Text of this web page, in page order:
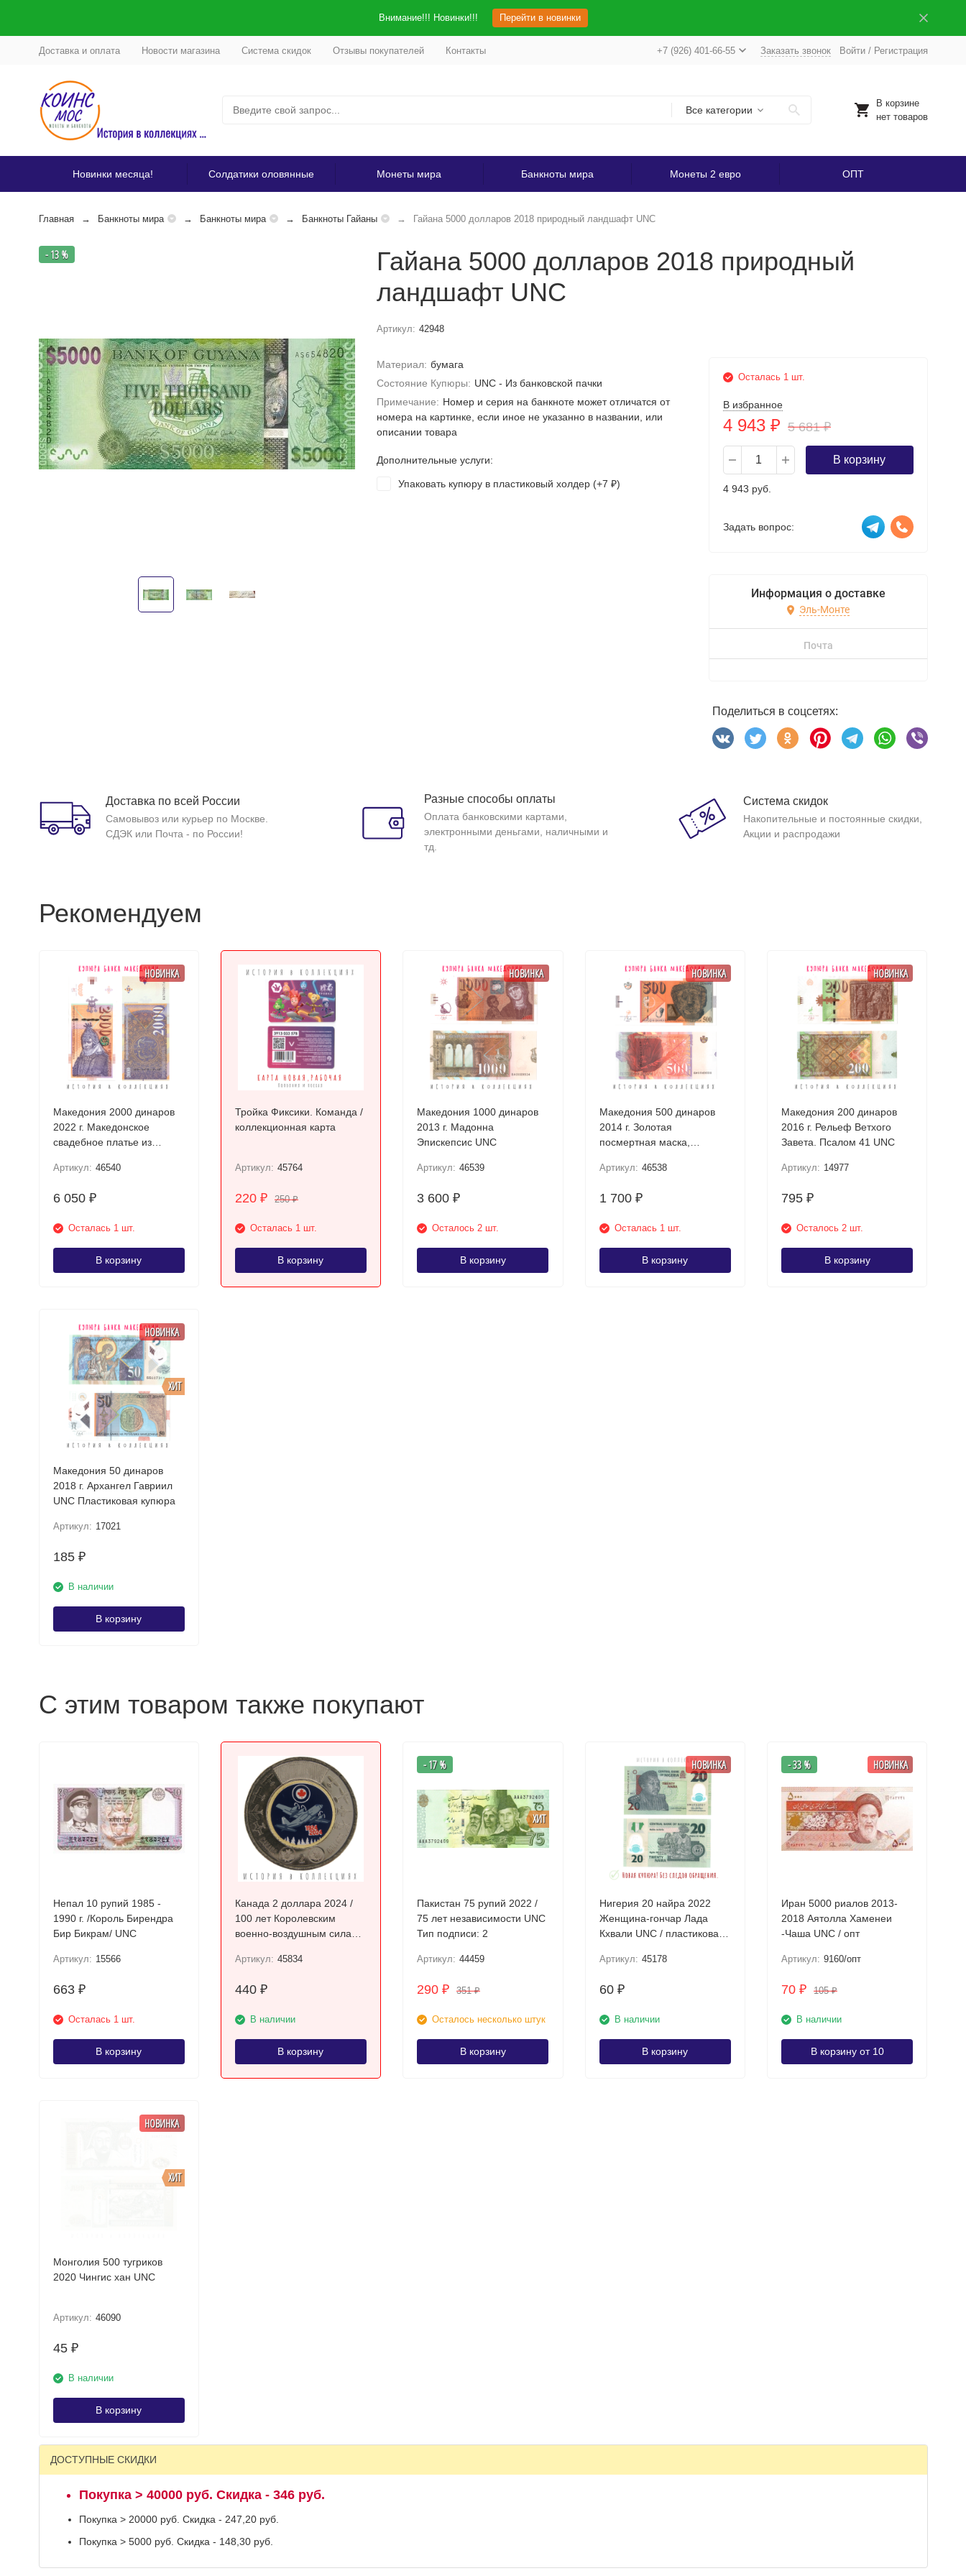
Внимание!!! Новинки!!! Перейти в новинки
Доставка и оплата Новости магазина Система скидок Отзывы покупателей Контакты +7 (926) 401-66-55 Заказать звонок Войти/ Регистрация
Все категории
В корзине
нет товаров
Новинки месяца! Солдатики оловянные Монеты мира Банкноты мира Монеты 2 евро ОПТ
Главная Банкноты мира Банкноты мира Банкноты Гайаны Гайана 5000 долларов 2018 природный ландшафт UNC
- 13 %
Гайана 5000 долларов 2018 природный
ландшафт UNC
Артикул: 42948
Материал: бумага
Состояние Купюры: UNC - Из банковской пачки
Примечание: Номер и серия на банкноте может отличатся от
номера на картинке, если иное не указанно в названии, или
описании товара
Дополнительные услуги:
Упаковать купюру в пластиковый холдер (+7 ₽)
Осталась 1 шт.
В избранное
4 943 ₽ 5 681₽
В корзину
4 943 руб.
Задать вопрос:
Информация о доставке
Эль-Монте
Почта
Поделиться в соцсетях:
Доставка по всей России
Самовывоз или курьер по Москве.
СДЭК или Почта - по России!
Разные способы оплаты
Оплата банковскими картами,
электронными деньгами, наличными и
тд.
Система скидок
Накопительные и постоянные скидки,
Акции и распродажи
Рекомендуем
НОВИНКА
Македония 2000 динаров
2022 г. Македонское
свадебное платье из
Артикул: 46540
6 050 ₽
Осталась 1 шт.
В корзину
Тройка Фиксики. Команда /
коллекционная карта
Артикул: 45764
220 ₽ 250₽
Осталась 1 шт.
В корзину
НОВИНКА
Македония 1000 динаров
2013 г. Мадонна
Эпискепсис UNC
Артикул: 46539
3 600₽
Осталось 2 шт.
В корзину
НОВИНКА
Македония 500 динаров
2014 г. Золотая
посмертная маска,
Артикул: 46538
1 700 ₽
Осталась 1 шт.
В корзину
НОВИНКА
Македония 200 динаров
2016 г. Рельеф Ветхого
Завета. Псалом 41 UNC
Артикул: 14977
795₽
Осталось 2 шт.
В корзину
ХИТ
НОВИНКА
Македония 50 динаров
2018 г. Архангел Гавриил
UNC Пластиковая купюра
Артикул: 17021
185 ₽
В наличии
В корзину
С этим товаром также покупают
Непал 10 рупий 1985 -
1990 г. /Король Бирендра
Бир Бикрам/ UNC
Артикул: 15566
663 ₽
Осталась 1 шт.
В корзину
Канада 2 доллара 2024 /
100 лет Королевским
военно-воздушным силам
монета
Артикул: 45834
440 ₽
В наличии
В корзину
ХИТ
- 17 %
Пакистан 75 рупий 2022 /
75 лет независимости UNC
Тип подписи: 2
Артикул: 44459
290₽ 351₽
Осталось несколько штук
В корзину
НОВИНКА
Нигерия 20 найра 2022
Женщина-гончар Лада
Кхвали UNC / пластиковая
Артикул: 45178
60 ₽
В наличии
В корзину
- 33 % НОВИНКА
Иран 5000 риалов 2013-
2018 Аятолла Хаменеи
-Чаша UNC / опт
Артикул: 9160/опт
70₽ 105₽
В наличии
В корзину от 10
ХИТ
НОВИНКА
Монголия 500 тугриков
2020 Чингис хан UNC
Артикул: 46090
45 ₽
В наличии
В корзину
ДОСТУПНЫЕ СКИДКИ
Покупка > 40000 руб. Скидка - 346 руб.
Покупка > 20000 руб. Скидка - 247,20 руб.
Покупка > 5000 руб. Скидка - 148,30 руб.